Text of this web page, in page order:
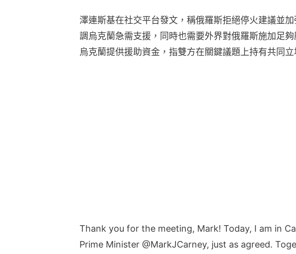
澤連斯基在社交平台發文，稱俄羅斯拒絕停火建議並
調烏克蘭急需支援，同時也需要外界對俄羅斯施加足
烏克蘭提供援助資金，指雙方在關鍵議題上持有共同立
Thank you for the meeting, Mark! Today, I am in
Prime Minister @MarkJCarney, just as agreed.